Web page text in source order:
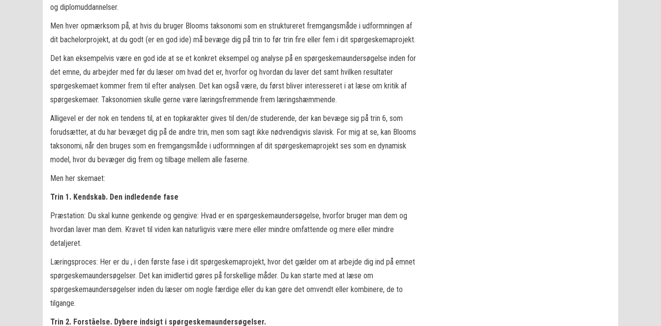
og diplomuddannelser.
Men hver opmærksom på, at hvis du bruger Blooms taksonomi som en struktureret fremgangsmåde i udformningen af
dit bachelorprojekt, at du godt (er en god ide) må bevæge dig på trin to før trin fire eller fem i dit spørgeskemaprojekt.
Det kan eksempelvis være en god ide at se et konkret eksempel og analyse på en spørgeskemaundersøgelse inden for
det emne, du arbejder med før du læser om hvad det er, hvorfor og hvordan du laver det samt hvilken resultater
spørgeskemaet kommer frem til efter analysen. Det kan også være, du først bliver interesseret i at læse om kritik af
spørgeskemaer. Taksonomien skulle gerne være læringsfremmende frem læringshæmmende.
Alligevel er der nok en tendens til, at en topkarakter gives til den/de studerende, der kan bevæge sig på trin 6, som
forudsætter, at du har bevæget dig på de andre trin, men som sagt ikke nødvendigvis slavisk. For mig at se, kan Blooms
taksonomi, når den bruges som en fremgangsmåde i udformningen af dit spørgeskemaprojekt ses som en dynamisk
model, hvor du bevæger dig frem og tilbage mellem alle faserne.
Men her skemaet:
Trin 1. Kendskab. Den indledende fase
Præstation: Du skal kunne genkende og gengive: Hvad er en spørgeskemaundersøgelse, hvorfor bruger man dem og
hvordan laver man dem. Kravet til viden kan naturligvis være mere eller mindre omfattende og mere eller mindre
detaljeret.
Læringsproces: Her er du , i den første fase i dit spørgeskemaprojekt, hvor det gælder om at arbejde dig ind på emnet
spørgeskemaundersøgelser. Det kan imidlertid gøres på forskellige måder. Du kan starte med at læse om
spørgeskemaundersøgelser inden du læser om nogle færdige eller du kan gøre det omvendt eller kombinere, de to
tilgange.
Trin 2. Forståelse. Dybere indsigt i spørgeskemaundersøgelser.